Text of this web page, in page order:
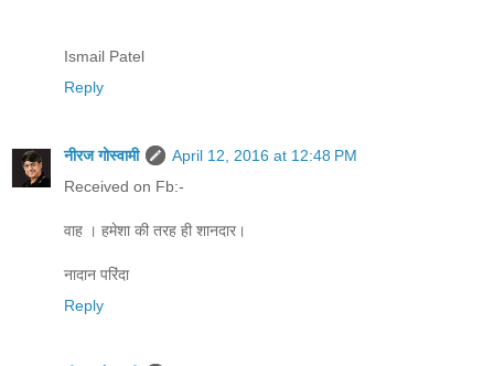
Ismail Patel
Reply
नीरज गोस्वामी
April 12, 2016 at 12:48 PM
Received on Fb:-
वाह । हमेशा की तरह ही शानदार।
नादान परिंदा
Reply